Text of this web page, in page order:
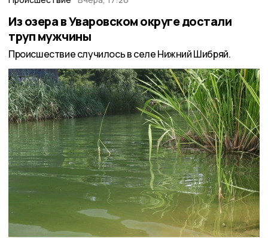
Из озера в Уваровском округе достали
труп мужчины
Происшествие случилось в селе Нижний Шибряй.